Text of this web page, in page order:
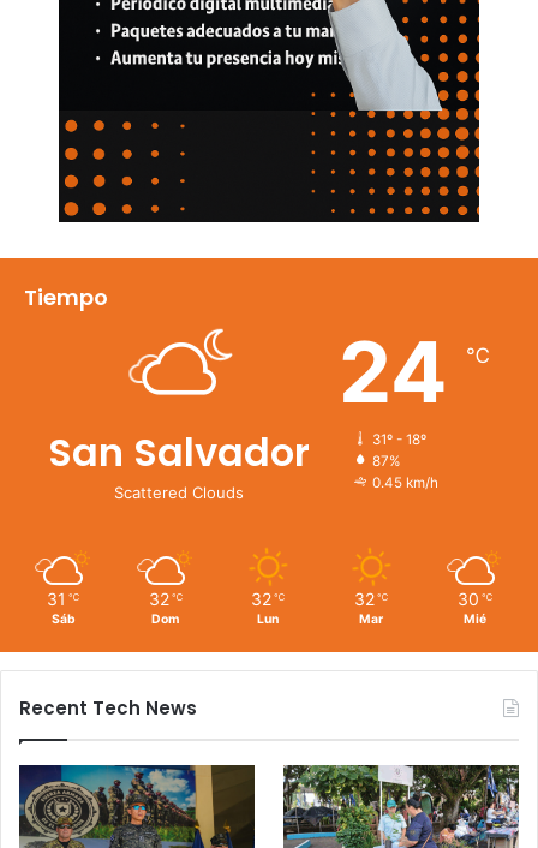
Tiempo
San Salvador
Scattered Clouds
24 ℃
31º - 18º
87%
0.45 km/h
31 ℃
Sáb
32 ℃
Dom
32 ℃
Lun
32 ℃
Mar
30 ℃
Mié
Recent Tech News